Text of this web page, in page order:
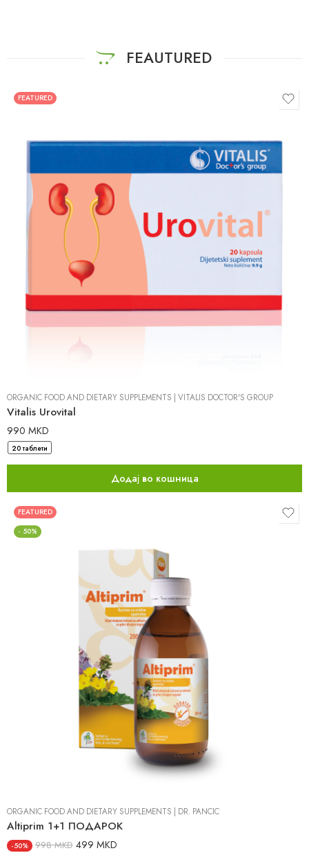
FEAUTURED
FEATURED
ORGANIC FOOD AND DIETARY SUPPLEMENTS VITALIS DOCTOR'S GROUP
Vitalis Urovital
990 MKD
20 таблети
Додај во кошница
FEATURED
- 50%
ORGANIC FOOD AND DIETARY SUPPLEMENTS DR. PANCIC
Altiprim 1+1 ПОДАРОК
-50% 998MKD 499 MKD